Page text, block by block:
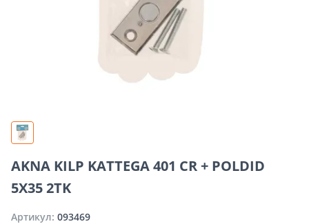
AKNA KILP KATTEGA 401 CR + POLDID
5X35 2TK
Артикул: 093469